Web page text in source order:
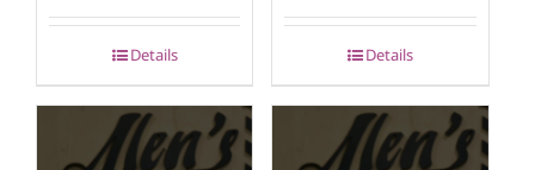
Details Details